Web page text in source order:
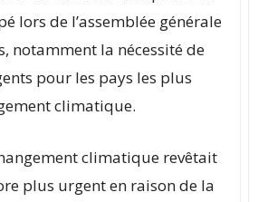
lors de l’assemblée générale
notamment la nécessité de
pour les pays les plus
climatique.
climatique revêtait
plus urgent en raison de la